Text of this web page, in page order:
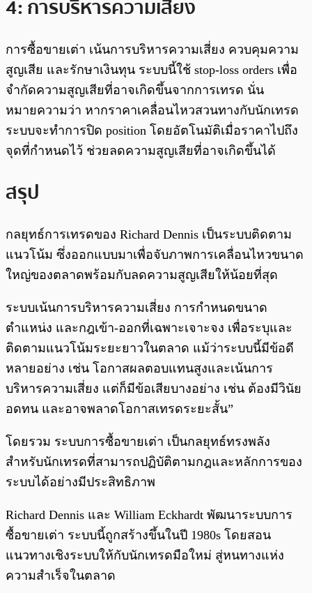
4: การบริหารความเสี่ยง
การซื้อขายเต่า เน้นการบริหารความเสี่ยง ควบคุมความ
สูญเสีย และรักษาเงินทุน ระบบนี้ใช้ stop-loss orders เพื่อ
จำกัดความสูญเสียที่อาจเกิดขึ้นจากการเทรด นั่น
หมายความว่า หากราคาเคลื่อนไหวสวนทางกับนักเทรด
ระบบจะทำการปิด position โดยอัตโนมัติเมื่อราคาไปถึง
จุดที่กำหนดไว้ ช่วยลดความสูญเสียที่อาจเกิดขึ้นได้
สรุป
กลยุทธ์การเทรดของ Richard Dennis เป็นระบบติดตาม
แนวโน้ม ซึ่งออกแบบมาเพื่อจับภาพการเคลื่อนไหวขนาด
ใหญ่ของตลาดพร้อมกับลดความสูญเสียให้น้อยที่สุด
ระบบเน้นการบริหารความเสี่ยง การกำหนดขนาด
ตำแหน่ง และกฎเข้า-ออกที่เฉพาะเจาะจง เพื่อระบุและ
ติดตามแนวโน้มระยะยาวในตลาด แม้ว่าระบบนี้มีข้อดี
หลายอย่าง เช่น โอกาสผลตอบแทนสูงและเน้นการ
บริหารความเสี่ยง แต่ก็มีข้อเสียบางอย่าง เช่น ต้องมีวินัย
อดทน และอาจพลาดโอกาสเทรดระยะสั้น”
โดยรวม ระบบการซื้อขายเต่า เป็นกลยุทธ์ทรงพลัง
สำหรับนักเทรดที่สามารถปฏิบัติตามกฎและหลักการของ
ระบบได้อย่างมีประสิทธิภาพ
Richard Dennis และ William Eckhardt พัฒนาระบบการ
ซื้อขายเต่า ระบบนี้ถูกสร้างขึ้นในปี 1980s โดยสอน
แนวทางเชิงระบบให้กับนักเทรดมือใหม่ สู่หนทางแห่ง
ความสำเร็จในตลาด